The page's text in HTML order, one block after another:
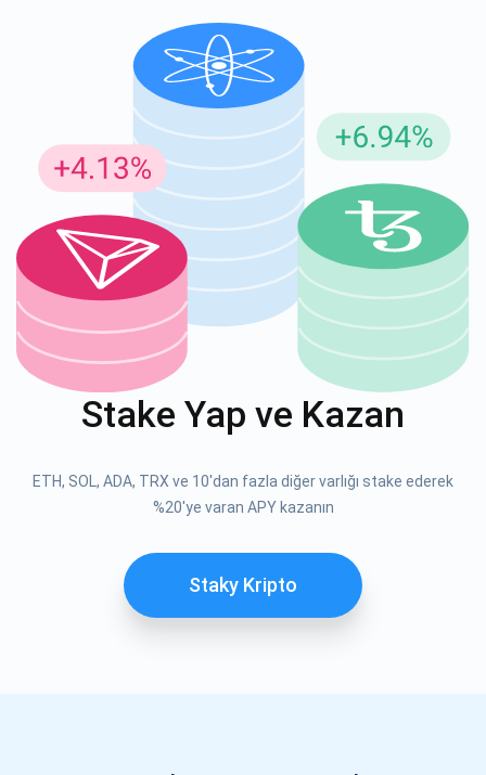
Stake Yap ve Kazan
ETH, SOL, ADA, TRX ve 10'dan fazla diğer varlığı stake ederek
%20'ye varan APY kazanın
Staky Kripto
Atomic
1000.000
ABONE OL
support@atomicwallet.io
YouTube'umuza göz atın
Güncellemeler için Abone Ol
En son proje güncellemelerini ve kripto kılavuzlarını ilk alan
siz olun